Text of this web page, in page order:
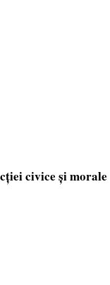
civice și morale